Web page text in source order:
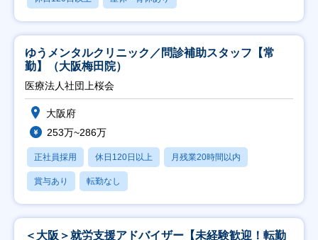
ゆうメンタルクリニック／問診補助スタッフ【常
勤】（大阪梅田院）
医療法人社団上桜会
大阪府
253万~286万
正社員採用 休日120日以上 月残業20時間以内
賞与あり 転勤なし
＜大阪＞就労支援アドバイザー【未経験歓迎！転勤